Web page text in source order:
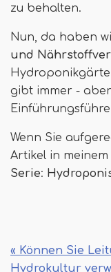
zu behalten.
Nun, da haben
und
gibt immer -
Wenn Sie
Artikel in meinem
Serie:
« Können Sie
Hydrokultur